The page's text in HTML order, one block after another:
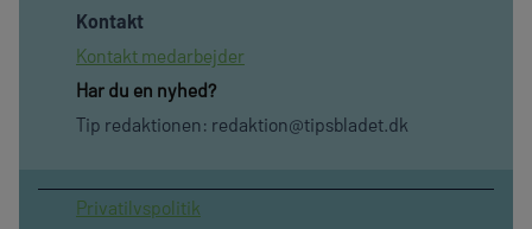
Kontakt
Kontakt medarbejder
Har du en nyhed?
Tip redaktionen: redaktion@tipsbladet.dk
Privatilvspolitik